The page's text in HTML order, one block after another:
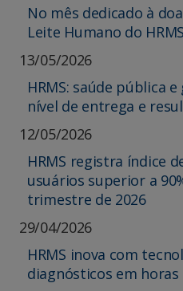
No mês dedicado à
Leite Humano do
13/05/2026
HRMS: saúde pública
nível de entrega e
12/05/2026
HRMS registra índice
usuários superior a
trimestre de 2026
29/04/2026
HRMS inova com
diagnósticos em horas